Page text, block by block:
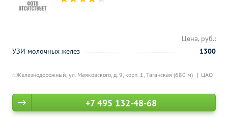
г. Железнодорожный, ул. Маяковского, д. 9, корп. 1, Таганская (680 м) ЦАО
Цена, руб.:
УЗИ молочных желез
1300
+7 495 132-48-68